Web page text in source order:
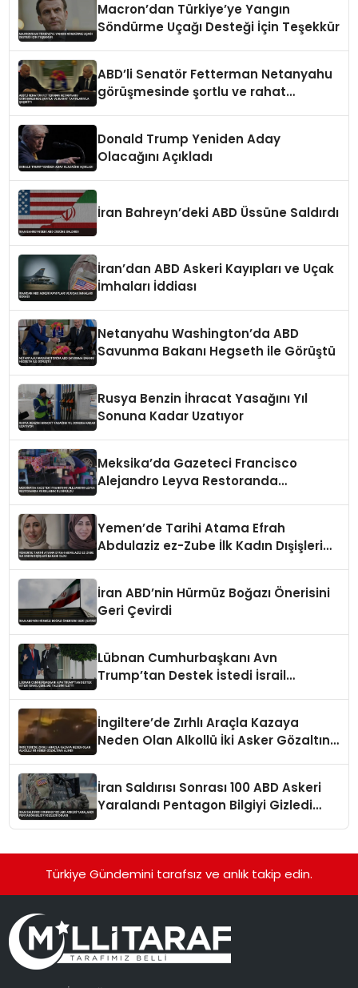
Macron’dan Türkiye’ye Yangın
Söndürme Uçağı Desteği İçin Teşekkür
ABD’li Senatör Fetterman Netanyahu
görüşmesinde şortlu ve rahat
Donald Trump Yeniden Aday
Olacağını Açıkladı
İran Bahreyn’deki ABD Üssüne Saldırdı
İran’dan ABD Askeri Kayıpları ve Uçak
İmhaları İddiası
Netanyahu Washington’da ABD
Savunma Bakanı Hegseth ile Görüştü
Rusya Benzin İhracat Yasağını Yıl
Sonuna Kadar Uzatıyor
Meksika’da Gazeteci Francisco
Alejandro Leyva Restoranda
Yemen’de Tarihi Atama Efrah
Abdulaziz ez-Zube İlk Kadın Dışişleri
İran ABD’nin Hürmüz Boğazı Önerisini
Geri Çevirdi
Lübnan Cumhurbaşkanı Avn
Trump’tan Destek İstedi İsrail
İngiltere’de Zırhlı Araçla Kazaya
Neden Olan Alkollü İki Asker Gözaltına
İran Saldırısı Sonrası 100 ABD Askeri
Yaralandı Pentagon Bilgiyi Gizledi
Türkiye Gündemini tarafsız ve anlık takip edin.